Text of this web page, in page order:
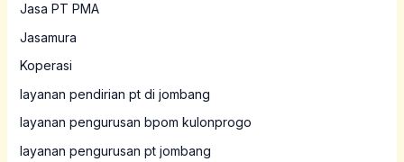
Jasa PT PMA
Jasamura
Koperasi
layanan pendirian pt di jombang
layanan pengurusan bpom kulonprogo
layanan pengurusan pt jombang